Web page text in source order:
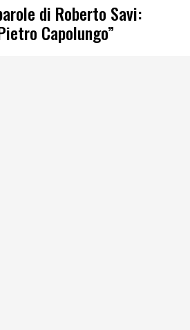
di Roberto Savi:
Capolungo”